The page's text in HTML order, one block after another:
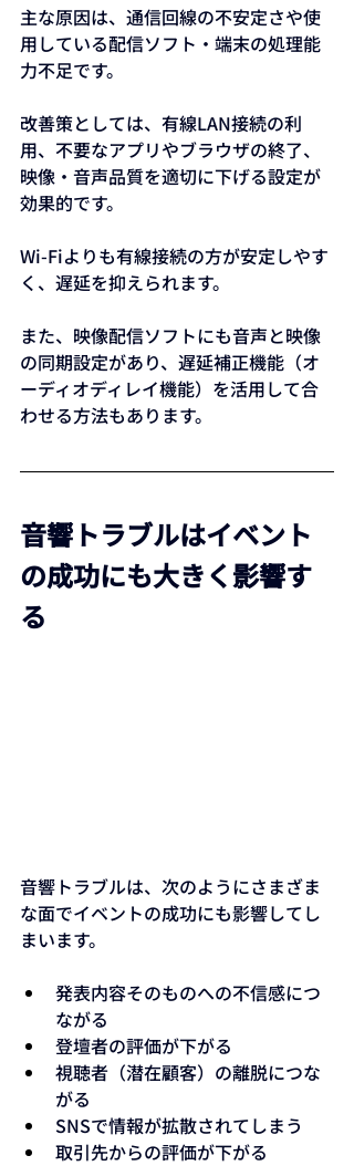
主な原因は、通信回線の不安定さや使
用している配信ソフト・端末の処理能
力不足です。
改善策としては、有線LAN接続の利
用、不要なアプリやブラウザの終了、
映像・音声品質を適切に下げる設定が
効果的です。
Wi-Fiよりも有線接続の方が安定しやす
く、遅延を抑えられます。
また、映像配信ソフトにも音声と映像
の同期設定があり、遅延補正機能（オ
ーディオディレイ機能）を活用して合
わせる方法もあります。
音響トラブルはイベント
の成功にも大きく影響す
る
音響トラブルは、次のようにさまざま
な面でイベントの成功にも影響してし
まいます。
発表内容そのものへの不信感につ
ながる
登壇者の評価が下がる
視聴者（潜在顧客）の離脱につな
がる
SNSで情報が拡散されてしまう
取引先からの評価が下がる